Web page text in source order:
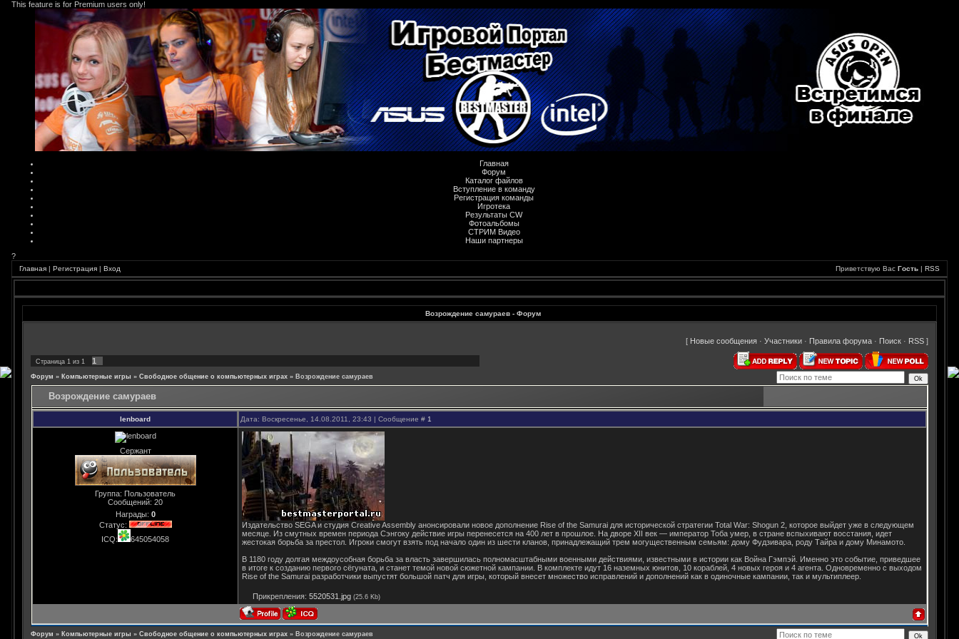
This feature is for Premium users only!
Главная
Форум
Каталог файлов
Вступление в команду
Регистрация команды
Игротека
Результаты CW
Фотоальбомы
СТРИМ Видео
Наши партнеры
?
Главная | Регистрация | Вход Приветствую Вас Гость | RSS
Возрождение самураев - Форум
[ Новые сообщения · Участники · Правила форума · Поиск · RSS ]
Страница 1 из 1 1
Форум » Компьютерные игры » Свободное общение о компьютерных играх » Возрождение самураев
Возрождение самураев
lenboard Дата: Воскресенье, 14.08.2011, 23:43 | Сообщение # 1
Сержант
Группа: Пользователь
Сообщений: 20
Награды: 0
Статус:
ICQ:
645054058
Издательство SEGA и студия Creative Assembly анонсировали новое дополнение Rise of the Samurai для исторической стратегии Total War: Shogun 2, которое выйдет уже в следующем
месяце. Из смутных времен периода Сэнгоку действие игры перенесется на 400 лет в прошлое. На дворе XII век — император Тоба умер, в стране вспыхивают восстания, идет
жестокая борьба за престол. Игроки смогут взять под начало один из шести кланов, принадлежащий трем могущественным семьям: дому Фудзивара, роду Тайра и дому Минамото.
В 1180 году долгая междоусобная борьба за власть завершилась полномасштабными военными действиями, известными в истории как Война Гэмпэй. Именно это событие, приведшее
в итоге к созданию первого сёгуната, и станет темой новой сюжетной кампании. В комплекте идут 16 наземных юнитов, 10 кораблей, 4 новых героя и 4 агента. Одновременно с выходом
Rise of the Samurai разработчики выпустят большой патч для игры, который внесет множество исправлений и дополнений как в одиночные кампании, так и мультиплеер.
Прикрепления: 5520531.jpg (25.6 Kb)
Форум » Компьютерные игры » Свободное общение о компьютерных играх » Возрождение самураев